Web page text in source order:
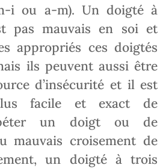
i ou a-m). Un doigté à
pas mauvais en soi et
appropriés ces doigtés
ils peuvent aussi être
d’insécurité et il est
facile et exact de
un doigt ou de
mauvais croisement de
un doigté à trois